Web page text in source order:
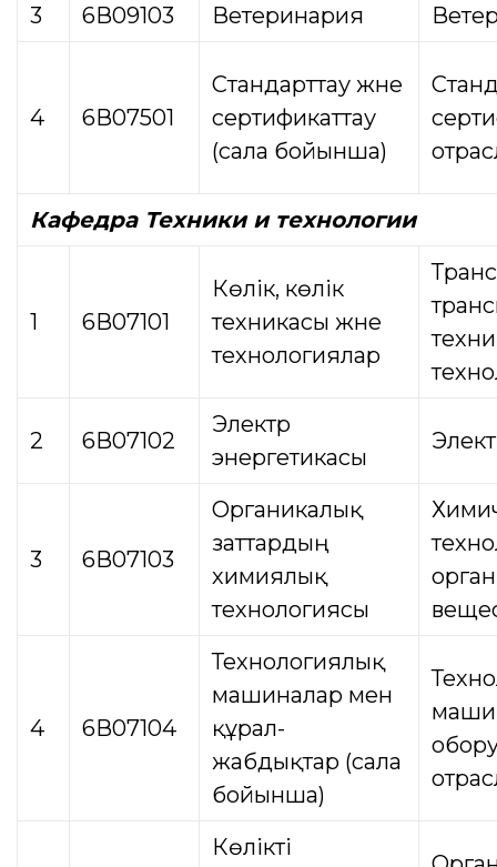
3
6В09103 Ветеринария
4 6В07501
Стандарттау және
сертификаттау
(сала бойынша)
Кафедра Техники и технологии
1 6В07101
Көлік, көлік
техникасы және
технологиялар
2 6В07102
Электр
энергетикасы
3 6В07103
Органикалық
заттардың
химиялық
технологиясы
4 6В07104
Технологиялық
машиналар мен
құрал-
жабдықтар (сала
бойынша)
Көлікті